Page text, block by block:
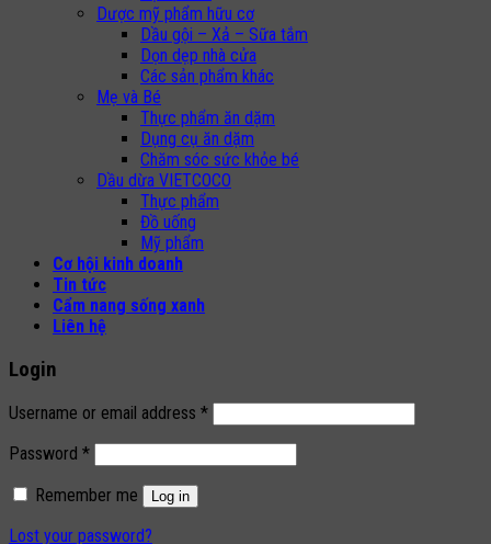
Dược mỹ phẩm hữu cơ
Dầu gội – Xả – Sữa tắm
Dọn dẹp nhà cửa
Các sản phẩm khác
Mẹ và Bé
Thực phẩm ăn dặm
Dụng cụ ăn dặm
Chăm sóc sức khỏe bé
Dầu dừa VIETCOCO
Thực phẩm
Đồ uống
Mỹ phẩm
Cơ hội kinh doanh
Tin tức
Cẩm nang sống xanh
Liên hệ
Login
Username or email address *
Password *
Remember me
Log in
Lost your password?